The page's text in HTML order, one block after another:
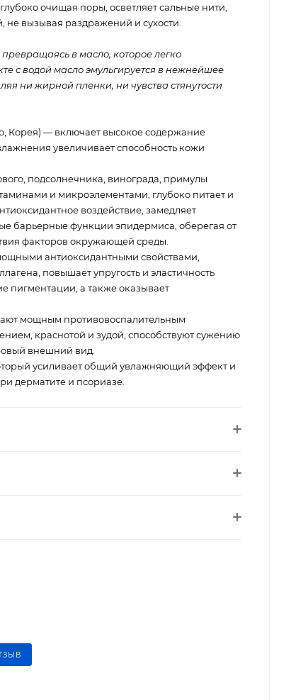
очищая поры, осветляет сальные нити,
не вызывая раздражений и сухости.
в масло, которое легко
с водой масло эмульгируется в нежнейшее
ни жирной пленки, ни чувства стянутости
Корея) — включает высокое содержание
увеличивает способность кожи
подсолнечника, винограда, примулы
и микроэлементами, глубоко питает и
воздействие, замедляет
барьерные функции эпидермиса, оберегая от
факторов окружающей среды.
антиоксидантными свойствами,
повышает упругость и эластичность
пигментации, а также оказывает
мощным противовоспалительным
краснотой и зудой, способствуют сужению
внешний вид.
усиливает общий увлажняющий эффект и
дерматите и псориазе.